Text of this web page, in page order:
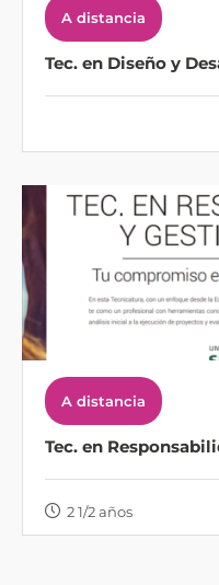
A distancia
Tec. en Diseño y
A distancia
Tec. en
2 1/2 años